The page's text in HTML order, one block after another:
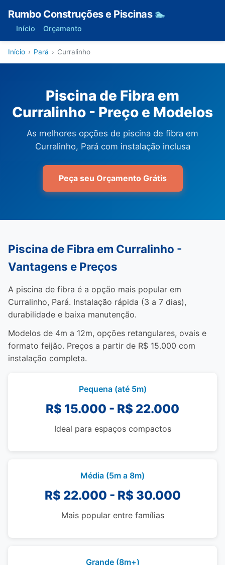
Rumbo Construções e Piscinas 🏊
Início Orçamento
Início › Pará › Curralinho
Piscina de Fibra em
Curralinho - Preço e Modelos
As melhores opções de piscina de fibra em
Curralinho, Pará com instalação inclusa
Peça seu Orçamento Grátis
Piscina de Fibra em Curralinho -
Vantagens e Preços
A piscina de fibra é a opção mais popular em
Curralinho, Pará. Instalação rápida (3 a 7 dias),
durabilidade e baixa manutenção.
Modelos de 4m a 12m, opções retangulares, ovais e
formato feijão. Preços a partir de R$ 15.000 com
instalação completa.
Pequena (até 5m)
R$ 15.000 - R$ 22.000
Ideal para espaços compactos
Média (5m a 8m)
R$ 22.000 - R$ 30.000
Mais popular entre famílias
Grande (8m+)